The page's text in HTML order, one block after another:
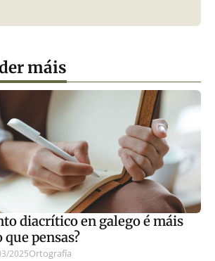
máis
diacrítico en galego é máis
pensas?
2025Ortografía